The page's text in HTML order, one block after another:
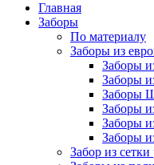
Главная
Заборы
По материалу
Заборы из
Заборы
Заборы
Заборы
Заборы
Заборы
Заборы
Забор из